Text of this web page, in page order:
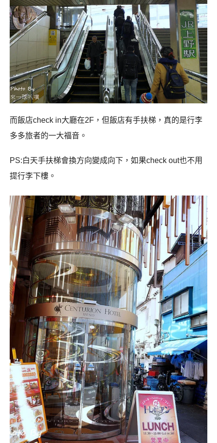
而飯店check in大廳在2F ，但飯店有手扶梯，真的是行李
多多旅者的一大福音。
PS:白天手扶梯會換方向變成向下，如果check out也不用
提行李下樓。